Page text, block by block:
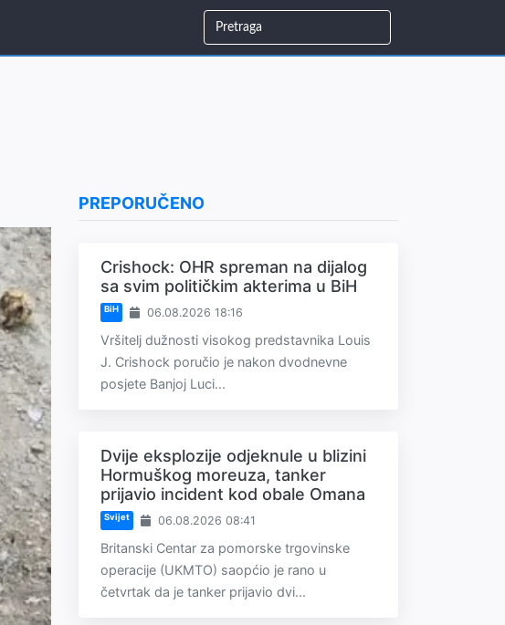
PREPORUČENO
Crishock: OHR spreman na dijalog
sa svim političkim akterima u BiH
BiH 06.08.2026 18:16
Vršitelj dužnosti visokog predstavnika Louis
J. Crishock poručio je nakon dvodnevne
posjete Banjoj Luci...
Dvije eksplozije odjeknule u blizini
Hormuškog moreuza, tanker
prijavio incident kod obale Omana
Svijet 06.08.2026 08:41
Britanski Centar za pomorske trgovinske
operacije (UKMTO) saopćio je rano u
četvrtak da je tanker prijavio dvi...